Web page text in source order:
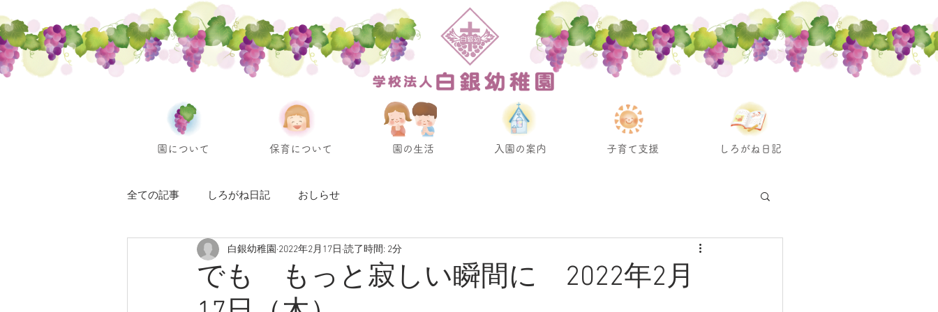
園について 保育について 園の生活 入園の案内 子育て支援 しろがね日記
全ての記事 しろがね日記 おしらせ
でも もっと寂しい瞬間に 2022年2月
白銀幼稚園 2022年2月17日 読了時間: 2分